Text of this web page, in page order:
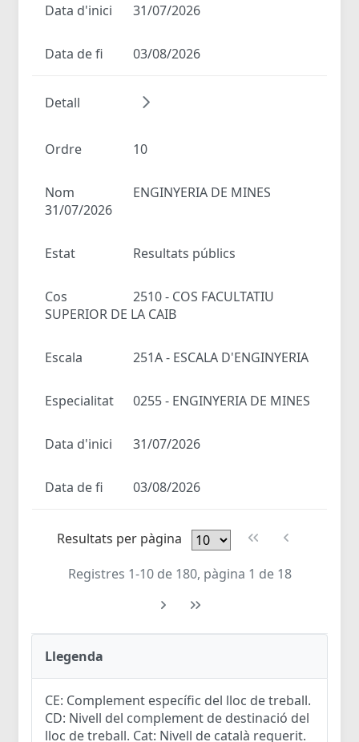
Data d'inici 31/07/2026
Data de fi 03/08/2026
Detall
Ordre 10
Nom
ENGINYERIA DE MINES
31/07/2026
Estat Resultats públics
Cos
2510 - COS FACULTATIU
SUPERIOR DE LA CAIB
Escala 251A - ESCALA D'ENGINYERIA
Especialitat 0255 - ENGINYERIA DE MINES
Data d'inici 31/07/2026
Data de fi 03/08/2026
Resultats per pàgina
Registres 1-10 de 180, pàgina 1 de 18
Llegenda
CE: Complement específic del lloc de treball.
CD: Nivell del complement de destinació del
lloc de treball. Cat: Nivell de català requerit.